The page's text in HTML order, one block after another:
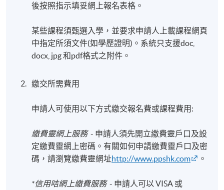
後按照指示填妥網上報名表格。
某些課程須甄選入學，並要求申請人上載課程網頁
中指定所須文件(如學歷證明)。系統只支援doc,
docx, jpg 和pdf格式之附件。
繳交所需費用
申請人可使用以下方式繳交報名費或課程費用:
繳費靈網上服務- 申請人須先開立繳費靈戶口及設
定繳費靈網上密碼。有關如何申請繳費靈戶口及密
碼，請瀏覽繳費靈網址http://www.ppshk.com 。
*信用咭網上繳費服務- 申請人可以 VISA 或